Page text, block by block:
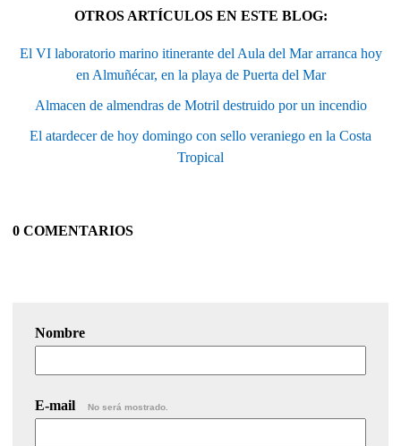
OTROS ARTÍCULOS EN ESTE BLOG:
El VI laboratorio marino itinerante del Aula del Mar arranca hoy
en Almuñécar, en la playa de Puerta del Mar
Almacen de almendras de Motril destruido por un incendio
El atardecer de hoy domingo con sello veraniego en la Costa
Tropical
0 COMENTARIOS
Nombre
E-mail No será mostrado.